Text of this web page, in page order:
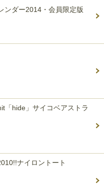
ンダー2014・会員限定版
「hide」サイコベアストラ
ナイロントート